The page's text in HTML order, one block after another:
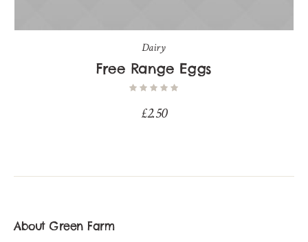
Dairy
Free Range Eggs
£2.50
About Green Farm